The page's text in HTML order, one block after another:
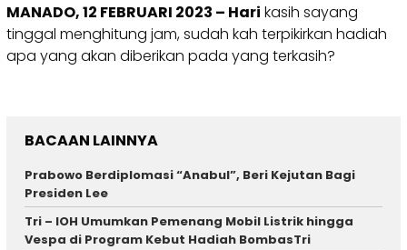
MANADO, 12 FEBRUARI 2023 – Hari kasih sayang
tinggal menghitung jam, sudah kah terpikirkan hadiah
apa yang akan diberikan pada yang terkasih?
BACAAN LAINNYA
Prabowo Berdiplomasi “Anabul”, Beri Kejutan Bagi
Presiden Lee
Tri – IOH Umumkan Pemenang Mobil Listrik hingga
Vespa di Program Kebut Hadiah BombasTri